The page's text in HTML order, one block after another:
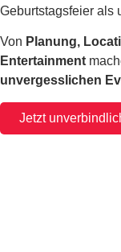
Geburtstagsfeier als
Von Planung,
Entertainment
unvergesslichen
Jetzt